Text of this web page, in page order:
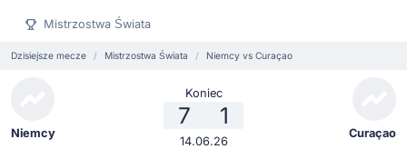
Mistrzostwa Świata
Dzisiejsze mecze Mistrzostwa Świata Niemcy vs Curaçao
Niemcy
Koniec
7 1
14.06.26
Curaçao